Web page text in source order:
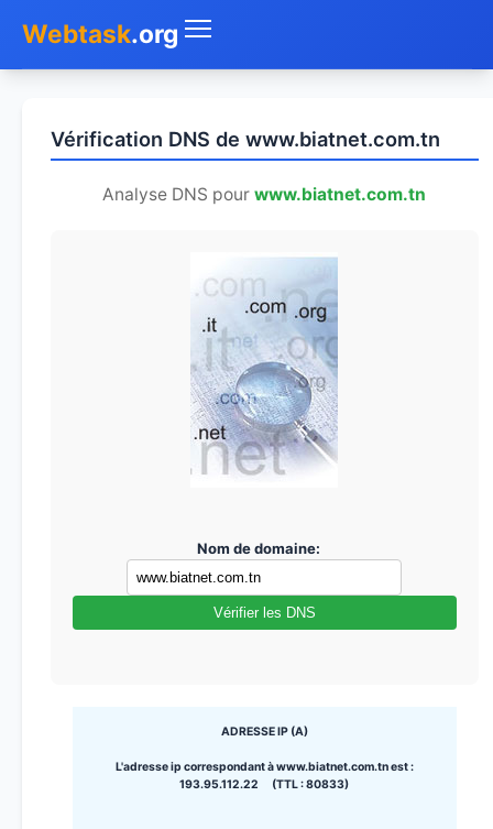
Webtask.org
Whois
Vérification DNS de www.biatnet.com.tn
Analyse DNS pourwww.biatnet.com.tn
Nom de domaine:
Vérifier les DNS
ADRESSE IP (A)
L'adresse ip correspondant à www.biatnet.com.tn est :
193.95.112.22 (TTL : 80833)